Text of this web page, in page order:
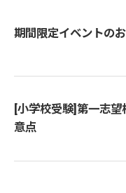
期間限定イベントの
[小学校受験]第一志
意点